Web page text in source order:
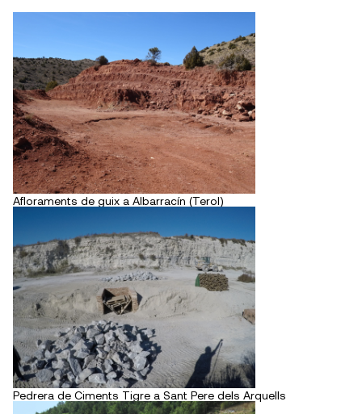
Afloraments de guix a Albarracín (Terol)
Pedrera de Ciments Tigre a Sant Pere dels Arquells